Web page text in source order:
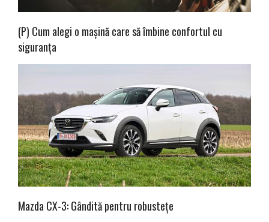
(P) Cum alegi o mașină care să îmbine confortul cu
siguranța
Mazda CX-3: Gândită pentru robustețe